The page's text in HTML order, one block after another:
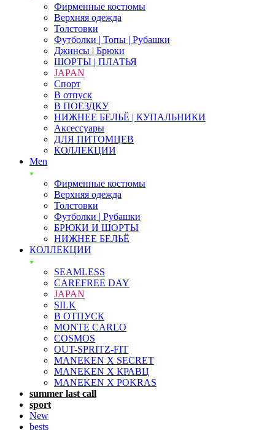
Фирменные костюмы
Верхняя одежда
Толстовки
Футболки | Топы | Рубашки
Джинсы | Брюки
ШОРТЫ | ПЛАТЬЯ
JAPAN
Спорт
В отпуск
В ПОЕЗДКУ
НИЖНЕЕ БЕЛЬЁ | КУПАЛЬНИКИ
Аксессуары
ДЛЯ ПИТОМЦЕВ
КОЛЛЕКЦИИ
Men
Фирменные костюмы
Верхняя одежда
Толстовки
Футболки | Рубашки
БРЮКИ И ШОРТЫ
НИЖНЕЕ БЕЛЬЁ
КОЛЛЕКЦИИ
SEAMLESS
CAREFREE DAY
JAPAN
SILK
В ОТПУСК
MONTE CARLO
COSMOS
OUT-SPRITZ-FIT
MANEKEN X SECRET
MANEKEN X КРАВЦ
MANEKEN X POKRAS
summer last call
sport
New
bests